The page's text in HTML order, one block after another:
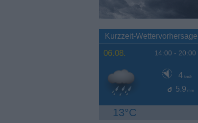
Kurzzeit-
06.08. 14:00 - 20:00
4 km/h
5.9 mm
13°C